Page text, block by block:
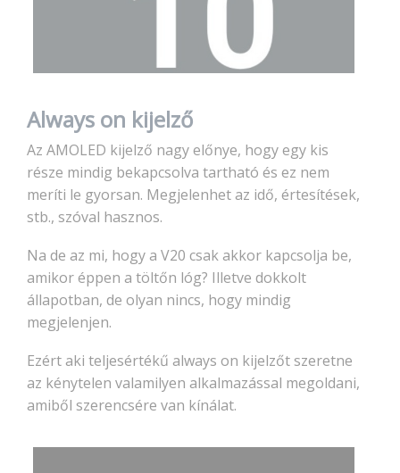
Always on kijelző
Az AMOLED kijelző nagy előnye, hogy egy kis
része mindig bekapcsolva tartható és ez nem
meríti le gyorsan. Megjelenhet az idő, értesítések,
stb., szóval hasznos.
Na de az mi, hogy a V20 csak akkor kapcsolja be,
amikor éppen a töltőn lóg? Illetve dokkolt
állapotban, de olyan nincs, hogy mindig
megjelenjen.
Ezért aki teljesértékű always on kijelzőt szeretne
az kénytelen valamilyen alkalmazással megoldani,
amiből szerencsére van kínálat.